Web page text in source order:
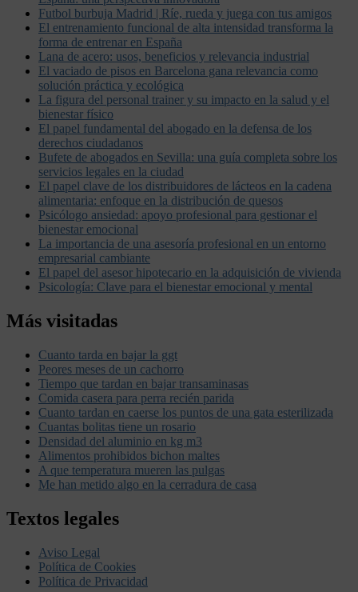
Futbol burbuja Madrid | Ríe, rueda y juega con tus amigos
El entrenamiento funcional de alta intensidad transforma la
forma de entrenar en España
Lana de acero: usos, beneficios y relevancia industrial
El vaciado de pisos en Barcelona gana relevancia como
solución práctica y ecológica
La figura del personal trainer y su impacto en la salud y el
bienestar físico
El papel fundamental del abogado en la defensa de los
derechos ciudadanos
Bufete de abogados en Sevilla: una guía completa sobre los
servicios legales en la ciudad
El papel clave de los distribuidores de lácteos en la cadena
alimentaria: enfoque en la distribución de quesos
Psicólogo ansiedad: apoyo profesional para gestionar el
bienestar emocional
La importancia de una asesoría profesional en un entorno
empresarial cambiante
El papel del asesor hipotecario en la adquisición de vivienda
Psicología: Clave para el bienestar emocional y mental
Más visitadas
Cuanto tarda en bajar la ggt
Peores meses de un cachorro
Tiempo que tardan en bajar transaminasas
Comida casera para perra recién parida
Cuanto tardan en caerse los puntos de una gata esterilizada
Cuantas bolitas tiene un rosario
Densidad del aluminio en kg m3
Alimentos prohibidos bichon maltes
A que temperatura mueren las pulgas
Me han metido algo en la cerradura de casa
Textos legales
Aviso Legal
Política de Cookies
Política de Privacidad